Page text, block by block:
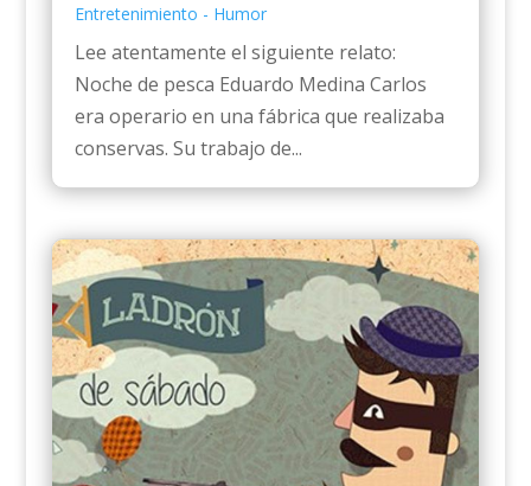
Entretenimiento - Humor
Lee atentamente el siguiente relato:
Noche de pesca Eduardo Medina Carlos
era operario en una fábrica que realizaba
conservas. Su trabajo de...